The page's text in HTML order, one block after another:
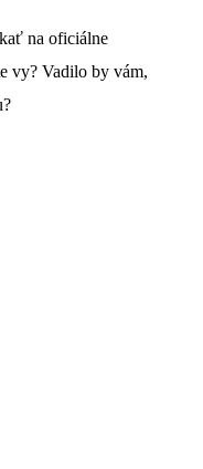
na oficiálne
vy? Vadilo by vám,